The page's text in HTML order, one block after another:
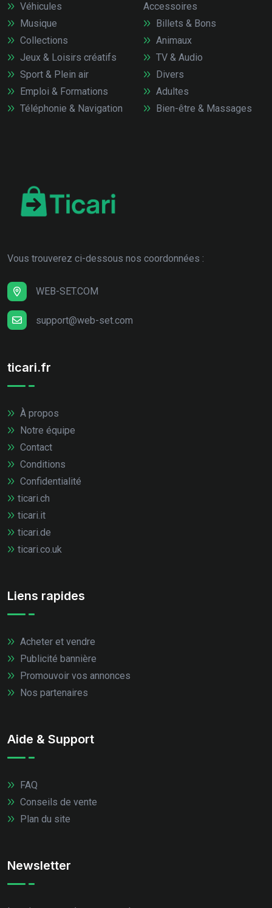
Véhicules
Accessoires
Musique
Collections
Jeux & Loisirs créatifs
Sport & Plein air
Emploi & Formations
Téléphonie & Navigation
Billets & Bons
Animaux
TV & Audio
Divers
Adultes
Bien-être & Massages
Vous trouverez ci-dessous nos coordonnées :
WEB-SET.COM
support@web-set.com
ticari.fr
À propos
Notre équipe
Contact
Conditions
Confidentialité
ticari.ch
ticari.it
ticari.de
ticari.co.uk
Liens rapides
Acheter et vendre
Publicité bannière
Promouvoir vos annonces
Nos partenaires
Aide & Support
FAQ
Conseils de vente
Plan du site
Newsletter